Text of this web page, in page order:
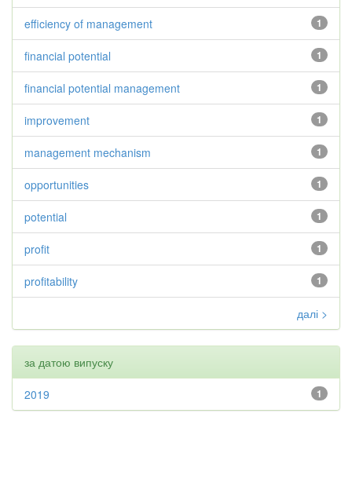
1
efficiency of management
1
financial potential
1
financial potential management
1
improvement
1
management mechanism
1
opportunities
1
potential
1
profit
1
profitability
далі >
за датою випуску
1
2019